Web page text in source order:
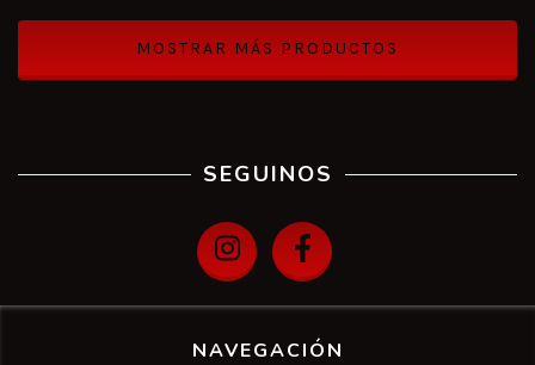
MOSTRAR MÁS PRODUCTOS
SEGUINOS
NAVEGACIÓN